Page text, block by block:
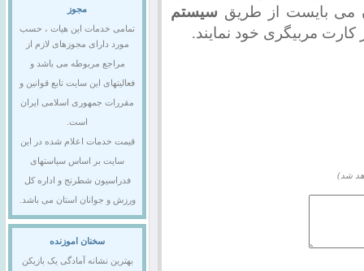
می بایست از طریق سیستم
مربیگری خود نمایند.
شد)
مجوز
تمامی خدمات این هیات ، حسب
مورد دارای مجوزهای لازم از
مراجع مربوطه می باشد و
فعالیتهای این سایت تابع قوانین و
مقررات جمهوری اسلامی ایران
است.
قیمت خدمات اعلام شده در این
سایت بر اساس سیاستهای
فدراسیون شطرنج و اداره کل
ورزش و جوانان استان می باشد.
سخنان اموزنده
بهترین نشانه آمادگی یک بازیکن